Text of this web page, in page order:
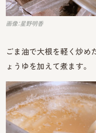
画像：星野明香
ごま油で大根を軽く炒め
ょうゆを加えて煮ます。